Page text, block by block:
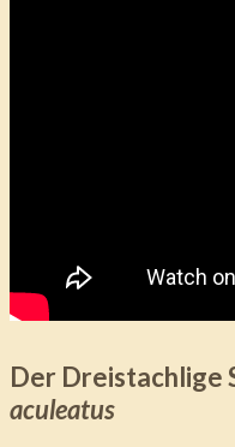
Der Dreistachlige
aculeatus